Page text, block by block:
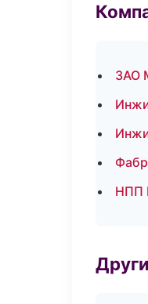
ЗАО
НПП